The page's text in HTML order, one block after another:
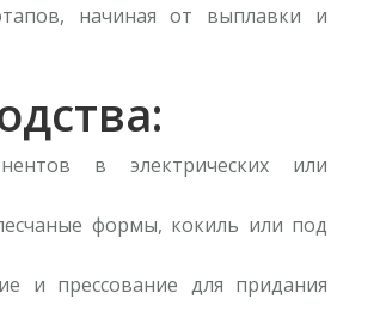
начиная от выплавки и
в электрических или
формы, кокиль или под
и прессование для придания